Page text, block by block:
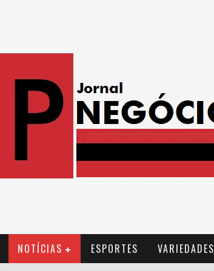
NOTÍCIAS ESPORTES VARIEDADES